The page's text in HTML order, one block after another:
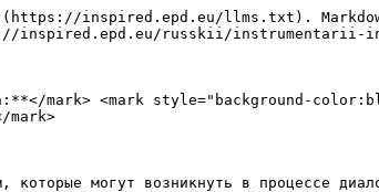
inspired.epd.eu/llms.txt).
inspired.epd.eu/russkii/instrumentarii-
mark> <mark style="background-
mark>
которые могут возникнуть в процессе